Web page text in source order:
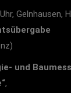
Gelnhausen,
und
,